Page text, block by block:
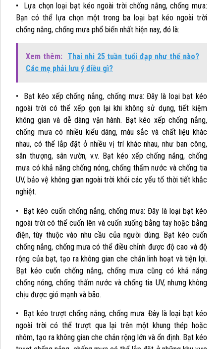
• Lựa chọn loại bạt kéo ngoài trời chống nắng, chống mưa:
Bạn có thể lựa chọn một trong ba loại bạt kéo ngoài trời
chống nắng, chống mưa phổ biến nhất hiện nay, đó là:
Xem thêm:
Thai nhi 25 tuần tuổi đạp như thế nào?
Các mẹ phải lưu ý điều gì?
• Bạt kéo xếp chống nắng, chống mưa: Đây là loại bạt kéo
ngoài trời có thể xếp gọn lại khi không sử dụng, tiết kiệm
không gian và dễ dàng vận hành. Bạt kéo xếp chống nắng,
chống mưa có nhiều kiểu dáng, màu sắc và chất liệu khác
nhau, có thể lắp đặt ở nhiều vị trí khác nhau, như ban công,
sân thượng, sân vườn, v.v. Bạt kéo xếp chống nắng, chống
mưa có khả năng chống nóng, chống thấm nước và chống tia
UV, bảo vệ không gian ngoài trời khỏi các yếu tố thời tiết khắc
nghiệt.
• Bạt kéo cuốn chống nắng, chống mưa: Đây là loại bạt kéo
ngoài trời có thể cuốn lên và cuốn xuống bằng tay hoặc bằng
điện, tùy thuộc vào nhu cầu của người dùng. Bạt kéo cuốn
chống nắng, chống mưa có thể điều chỉnh được độ cao và độ
rộng của bạt, tạo ra không gian che chắn linh hoạt và tiện lợi.
Bạt kéo cuốn chống nắng, chống mưa cũng có khả năng
chống nóng, chống thấm nước và chống tia UV, nhưng không
chịu được gió mạnh và bão.
• Bạt kéo trượt chống nắng, chống mưa: Đây là loại bạt kéo
ngoài trời có thể trượt qua lại trên một khung thép hoặc
nhôm, tạo ra không gian che chắn rộng lớn và ổn định. Bạt kéo